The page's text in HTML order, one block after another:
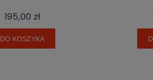
195,00 zł
DO KOSZYKA